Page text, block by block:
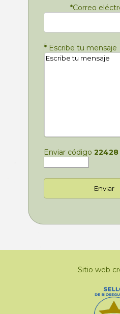
*Correo
* Escribe tu mensaje
Enviar código 22428
Sitio web